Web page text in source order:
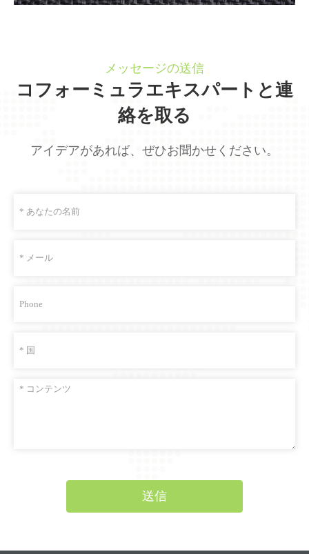
メッセージの送信
コフォーミュラエキスパートと連
絡を取る
アイデアがあれば、ぜひお聞かせください。
送信